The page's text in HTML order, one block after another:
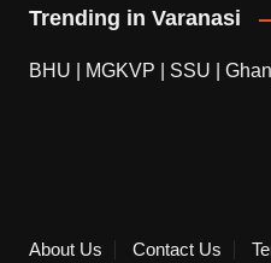
Trending in Varanasi
BHU MGKVP SSU
About Us Contact Us